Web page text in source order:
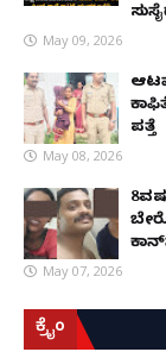
May 09, 2026
ಪತ್ತೆ
May 08, 2026
May 07, 2026
ಕ್ರೈಂ